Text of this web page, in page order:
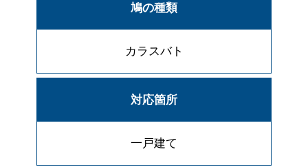
鳩の種類
カラスバト
対応箇所
一戸建て